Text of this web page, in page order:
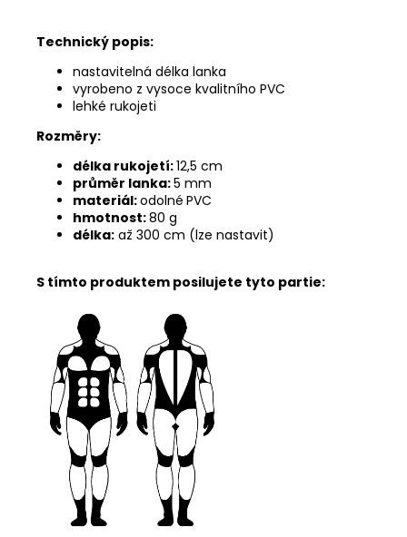
Technický popis:
nastavitelná délka lanka
vyrobeno z vysoce kvalitního PVC
lehké rukojeti
Rozměry:
délka rukojetí:12,5 cm
průměr lanka:5 mm
materiál:odolné PVC
hmotnost:80 g
délka: až 300 cm (lze nastavit)
S tímto produktem posilujete tyto partie: